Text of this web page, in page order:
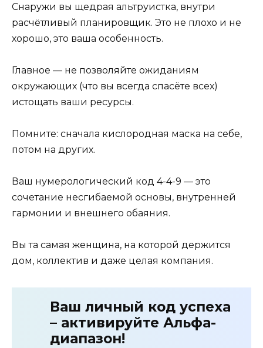
Снаружи вы щедрая альтруистка, внутри
расчётливый планировщик. Это не плохо и не
хорошо, это ваша особенность.
Главное — не позволяйте ожиданиям
окружающих (что вы всегда спасёте всех)
истощать ваши ресурсы.
Помните: сначала кислородная маска на себе,
потом на других.
Ваш нумерологический код 4-4-9 — это
сочетание несгибаемой основы, внутренней
гармонии и внешнего обаяния.
Вы та самая женщина, на которой держится
дом, коллектив и даже целая компания.
Ваш личный код успеха
– активируйте Альфа-
диапазон!